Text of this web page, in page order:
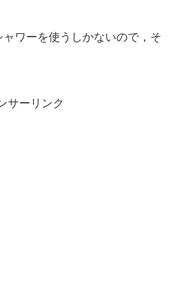
ワーを使うしかないので，そ
サーリンク